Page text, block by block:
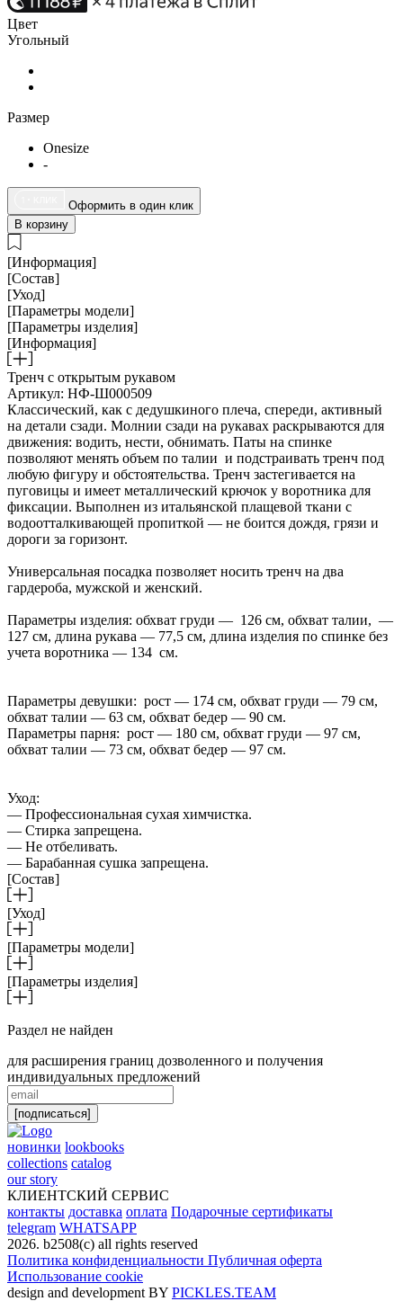
Цвет
Угольный
Размер
Onesize
-
Оформить в один клик
В корзину
[Информация]
[Состав]
[Уход]
[Параметры модели]
[Параметры изделия]
[Информация]
Тренч с открытым рукавом
Артикул: НФ-Ш000509
Классический, как с дедушкиного плеча, спереди, активный
на детали сзади. Молнии сзади на рукавах раскрываются для
движения: водить, нести, обнимать. Паты на спинке
позволяют менять объем по талии и подстраивать тренч под
любую фигуру и обстоятельства. Тренч застегивается на
пуговицы и имеет металлический крючок у воротника для
фиксации. Выполнен из итальянской плащевой ткани с
водоотталкивающей пропиткой — не боится дождя, грязи и
дороги за горизонт.
Универсальная посадка позволяет носить тренч на два
гардероба, мужской и женский.
Параметры изделия: обхват груди — 126 см, обхват талии, —
127 см, длина рукава — 77,5 см, длина изделия по спинке без
учета воротника — 134 см.
Параметры девушки: рост — 174 см, обхват груди — 79 см,
обхват талии — 63 см, обхват бедер — 90 см.
Параметры парня: рост — 180 см, обхват груди — 97 см,
обхват талии — 73 см, обхват бедер — 97 см.
Уход:
— Профессиональная сухая химчистка.
— Стирка запрещена.
— Не отбеливать.
— Барабанная сушка запрещена.
[Состав]
[Уход]
[Параметры модели]
[Параметры изделия]
Раздел не найден
для расширения границ дозволенного и получения
индивидуальных предложений
[подписаться]
новинки lookbooks
collections catalog
our story
КЛИЕНТСКИЙ СЕРВИС
контакты доставка оплата Подарочные сертификаты
telegram WHATSAPP
2026. b2508(с) all rights reserved
Политика конфиденциальности Публичная оферта
Использование cookie
design and development BY PICKLES.TEAM